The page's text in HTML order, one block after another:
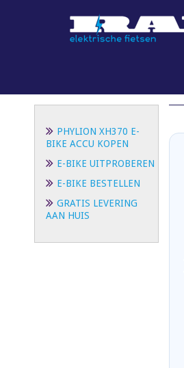
PHYLION XH370 E-
BIKE ACCU KOPEN
E-BIKE UITPROBEREN
E-BIKE BESTELLEN
GRATIS LEVERING
AAN HUIS